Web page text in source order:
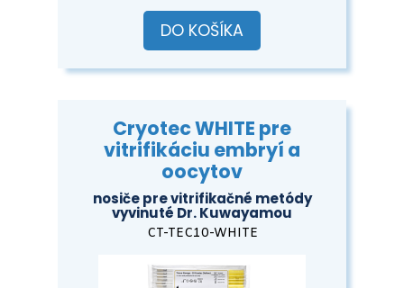
DO KOŠÍKA
Cryotec WHITE pre
vitrifikáciu embryí a
oocytov
nosiče pre vitrifikačné metódy
vyvinuté Dr. Kuwayamou
CT-TEC10-WHITE